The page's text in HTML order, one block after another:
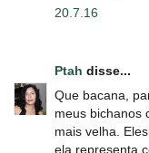
20.7.16
Ptah disse...
Que bacana,
meus bichanos
mais velha.
ela representa